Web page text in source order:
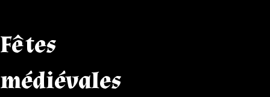
Fêtes
médiévales